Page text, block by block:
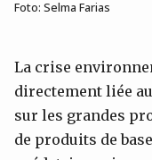
Foto: Selma Farias
La crise
directement liée
sur les grandes
de produits de